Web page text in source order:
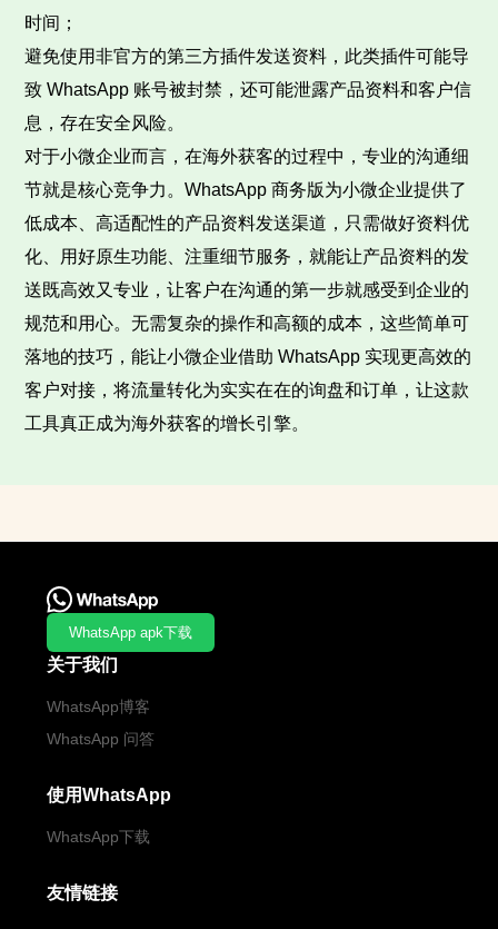
时间；
避免使用非官方的第三方插件发送资料，此类插件可能导
致 WhatsApp 账号被封禁，还可能泄露产品资料和客户信
息，存在安全风险。
对于小微企业而言，在海外获客的过程中，专业的沟通细
节就是核心竞争力。WhatsApp 商务版为小微企业提供了
低成本、高适配性的产品资料发送渠道，只需做好资料优
化、用好原生功能、注重细节服务，就能让产品资料的发
送既高效又专业，让客户在沟通的第一步就感受到企业的
规范和用心。无需复杂的操作和高额的成本，这些简单可
落地的技巧，能让小微企业借助 WhatsApp 实现更高效的
客户对接，将流量转化为实实在在的询盘和订单，让这款
工具真正成为海外获客的增长引擎。
WhatsApp apk下载
关于我们
WhatsApp博客
WhatsApp 问答
使用WhatsApp
WhatsApp下载
友情链接